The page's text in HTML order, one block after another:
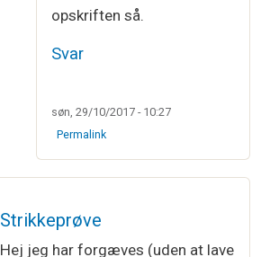
opskriften så.
Svar
søn, 29/10/2017 - 10:27
Permalink
Strikkeprøve
Hej jeg har forgæves (uden at lave